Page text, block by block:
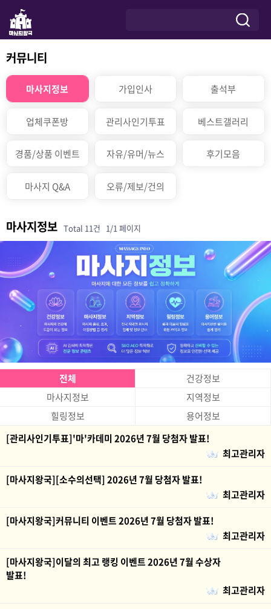
커뮤니티
마사지정보 가입인사 출석부
업체쿠폰방 관리사인기투표 베스트갤러리
경품/상품 이벤트 자유/유머/뉴스 후기모음
마사지 Q&A 오류/제보/건의
마사지정보 Total 11건 1/1 페이지
전체
건강정보
마사지정보
지역정보
힐링정보
용어정보
[관리사인기투표]'마'카데미 2026년 7월 당첨자 발표!
최고관리자
[마사지왕국][소수의선택] 2026년 7월 당첨자 발표!
최고관리자
[마사지왕국]커뮤니티 이벤트 2026년 7월 당첨자 발표!
최고관리자
[마사지왕국]이달의 최고 랭킹 이벤트 2026년 7월 수상자
발표!
최고관리자